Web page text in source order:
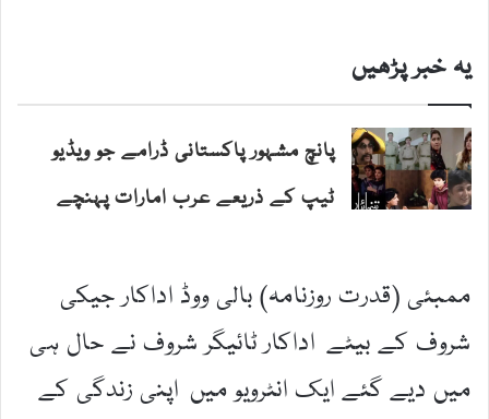
یہ خبر پڑھیں
پانچ مشہور پاکستانی ڈرامے جو ویڈیو
ٹیپ کے ذریعے عرب امارات پہنچے
ممبئی (قدرت روزنامہ) بالی ووڈ اداکار جیکی
شروف کے بیٹے اداکار ٹائیگر شروف نے حال ہی
میں دیے گئے ایک انٹرویو میں اپنی زندگی کے